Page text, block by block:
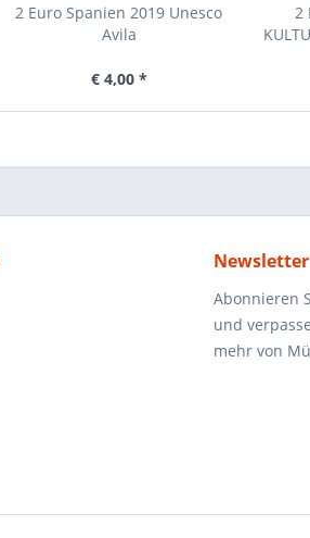
2 Euro Spanien 2019 Unesco
Avila
€ 4,00 *
2
Newsletter
Abonnieren
und
mehr von